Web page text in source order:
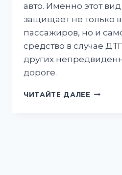
авто. Именно этот
защищает не только
пассажиров, но и
средство в случае
других
дороге.
ЧИТАЙТЕ ДАЛЕЕ КАК